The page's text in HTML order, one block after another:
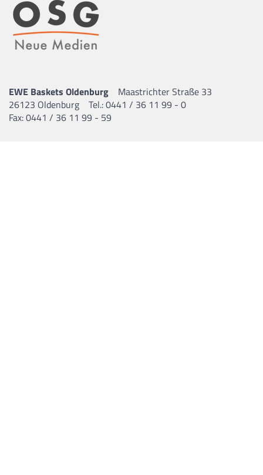
EWE Baskets Oldenburg
Maastrichter Straße 33
26123 Oldenburg
Tel.: 0441 / 36 11 99 - 0
Fax: 0441 / 36 11 99 - 59